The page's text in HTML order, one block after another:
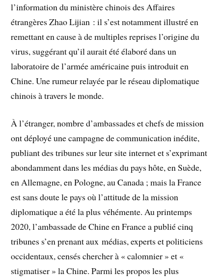
l’information du ministère chinois des Affaires
étrangères Zhao Lijian : il s’est notamment illustré en
remettant en cause à de multiples reprises l’origine du
virus, suggérant qu’il aurait été élaboré dans un
laboratoire de l’armée américaine puis introduit en
Chine. Une rumeur relayée par le réseau diplomatique
chinois à travers le monde.
À l’étranger, nombre d’ambassades et chefs de mission
ont déployé une campagne de communication inédite,
publiant des tribunes sur leur site internet et s’exprimant
abondamment dans les médias du pays hôte, en Suède,
en Allemagne, en Pologne, au Canada ; mais la France
est sans doute le pays où l’attitude de la mission
diplomatique a été la plus véhémente. Au printemps
2020, l’ambassade de Chine en France a publié cinq
tribunes s’en prenant aux médias, experts et politiciens
occidentaux, censés chercher à « calomnier » et «
stigmatiser » la Chine. Parmi les propos les plus